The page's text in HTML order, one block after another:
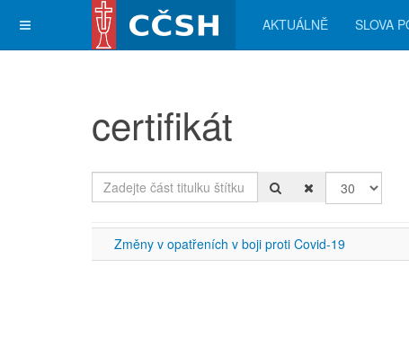
AKTUÁLNĚ SLOVA
certifikát
Zadejte část titulku štítku Počet
Změny v opatřeních v boji proti Covid-19